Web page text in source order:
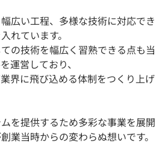
広い工程、多様な技術に対応でき
れています。
の技術を幅広く習熟できる点も当
運営しており、
界に飛び込める体制をつくり上げ
を提供するため多彩な事業を展開
業当時からの変わらぬ想いです。